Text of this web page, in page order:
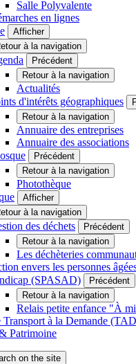
Salle Polyvalente
en lignes
Afficher
à la navigation
Précédent
Retour à la navigation
Actualités
d'intérêts géographiques
Retour à la navigation
Annuaire des entreprises
Annuaire des associations
Précédent
Retour à la navigation
Photothèque
Afficher
à la navigation
des déchets
Précédent
Retour à la navigation
Les déchèteries
envers les personnes
(SPASAD)
Précédent
Retour à la navigation
Relais petite enfance "À
Transport à la Demande
Patrimoine
on the site